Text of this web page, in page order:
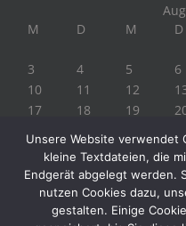
M
D M D
3
4 5 6
10
11 12
17
18 19
« Juli
Unsere Website verwendet
kleine Textdateien, die
Endgerät abgelegt werden.
nutzen Cookies dazu,
gestalten. Einige